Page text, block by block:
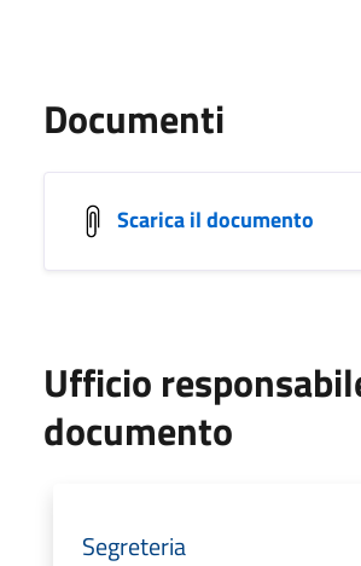
Documenti
Scarica il documento
Ufficio
documento
Segreteria